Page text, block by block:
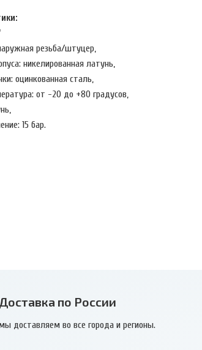
резьба/штуцер,
никелированная латунь,
оцинкованная сталь,
от -20 до +80 градусов,
15 бар.
Доставка по России
мы доставляем во все города и регионы.